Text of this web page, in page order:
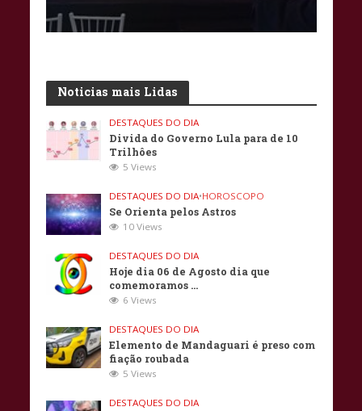
Noticias mais Lidas
DESTAQUES DO DIA
Divida do Governo Lula para de 10
Trilhôes
5 Views
DESTAQUES DO DIA•HOROSCOPO
Se Orienta pelos Astros
10 Views
DESTAQUES DO DIA
Hoje dia 06 de Agosto dia que
comemoramos …
6 Views
DESTAQUES DO DIA
Elemento de Mandaguari é preso com
fiação roubada
5 Views
DESTAQUES DO DIA